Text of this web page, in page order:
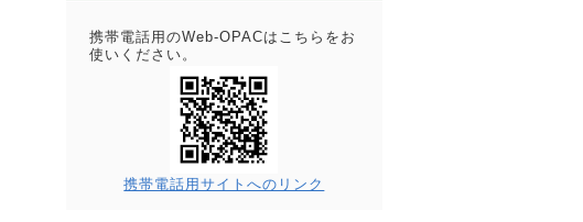
携帯電話用のWeb-OPACはこちらをお
使いください。
携帯電話用サイトへのリンク